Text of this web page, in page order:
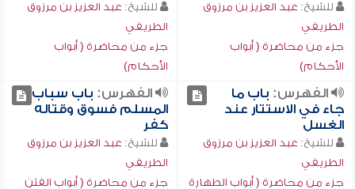
للشيخ: عبد العزيز بن مرزوق
الطريفي
جزء من محاضرة ( أبواب
الأحكام)
للشيخ: عبد العزيز بن مرزوق
الطريفي
جزء من محاضرة ( أبواب
الأحكام)
الفهرس: باب ما
جاء في الاستتار عند
الغسل
للشيخ: عبد العزيز بن مرزوق
الطريفي
جزء من محاضرة ( أبواب الطهارة
الفهرس: باب سباب
المسلم فسوق وقتاله
كفر
للشيخ: عبد العزيز بن مرزوق
الطريفي
جزء من محاضرة ( أبواب الفتن